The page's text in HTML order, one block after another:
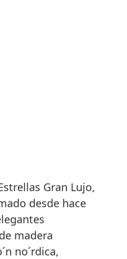
Gran Lujo,
desde hace
madera
no´rdica,